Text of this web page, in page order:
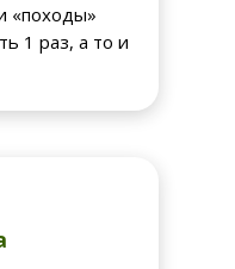
«походы»
1 раз, а то и